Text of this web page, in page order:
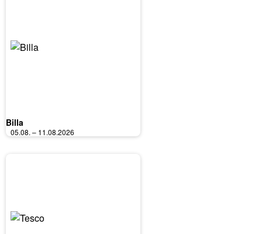
Billa
05.08. – 11.08.2026